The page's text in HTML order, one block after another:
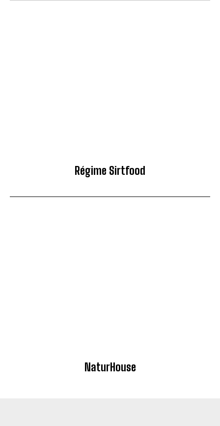
Régime Sirtfood
NaturHouse